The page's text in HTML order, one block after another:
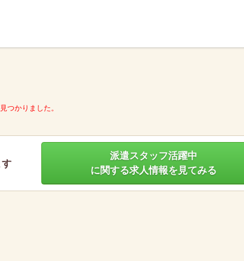
つかりました。
す
派遣スタッフ活躍中
に関する求人情報を見てみる